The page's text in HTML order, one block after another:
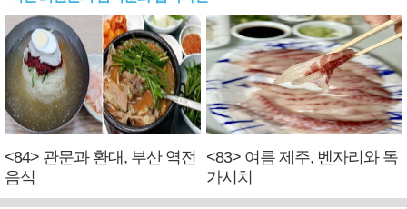
<84> 관문과 환대, 부산 역전
음식
<83> 여름 제주, 벤자리와 독
가시치